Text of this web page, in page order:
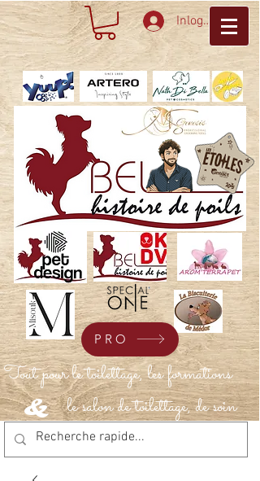
Inloggen
Tout pour le toilettage, les formations
le salon de toilettage, de soin
&
PRO